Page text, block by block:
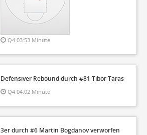
Q4 03:53 Minute
Defensiver Rebound durch #81 Tibor Taras
Q4 04:02 Minute
3er durch #6 Martin Bogdanov verworfen